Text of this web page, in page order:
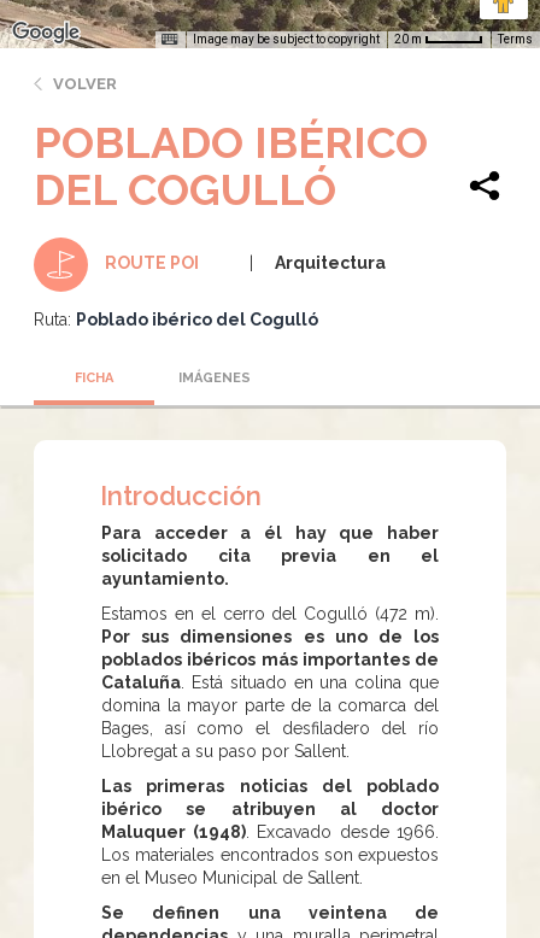
Image may be subject to copyright 20 m Terms
VOLVER
POBLADO IBÉRICO
DEL COGULLÓ
ROUTE POI Arquitectura
Ruta: Poblado ibérico del Cogulló
FICHA IMÁGENES
Introducción
Para acceder a él hay que haber
solicitado cita previa en el
ayuntamiento.
Estamos en el cerro del Cogulló (472 m).
Por sus dimensiones es uno de los
poblados ibéricos más importantes de
Cataluña . Está situado en una colina que
domina la mayor parte de la comarca del
Bages, así como el desfiladero del río
Llobregat a su paso por Sallent.
Las primeras noticias del poblado
ibérico se atribuyen al doctor
Maluquer (1948). Excavado desde 1966.
Los materiales encontrados son expuestos
en el Museo Municipal de Sallent.
Se definen una veintena de